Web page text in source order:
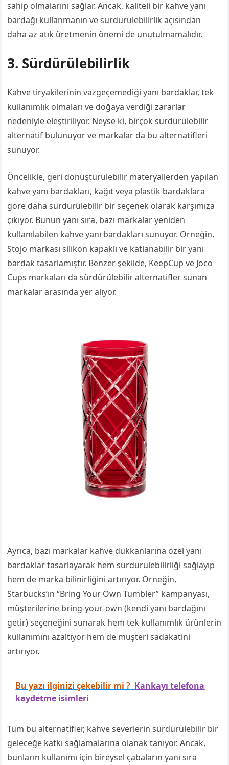
sahip olmalarını sağlar. Ancak, kaliteli bir kahve yanı
bardağı kullanmanın ve sürdürülebilirlik açısından
daha az atık üretmenin önemi de unutulmamalıdır.
3. Sürdürülebilirlik
Kahve tiryakilerinin vazgeçemediği yanı bardaklar, tek
kullanımlık olmaları ve doğaya verdiği zararlar
nedeniyle eleştiriliyor. Neyse ki, birçok sürdürülebilir
alternatif bulunuyor ve markalar da bu alternatifleri
sunuyor.
Öncelikle, geri dönüştürülebilir materyallerden yapılan
kahve yanı bardakları, kağıt veya plastik bardaklara
göre daha sürdürülebilir bir seçenek olarak karşımıza
çıkıyor. Bunun yanı sıra, bazı markalar yeniden
kullanılabilen kahve yanı bardakları sunuyor. Örneğin,
Stojo markası silikon kapaklı ve katlanabilir bir yanı
bardak tasarlamıştır. Benzer şekilde, KeepCup ve Joco
Cups markaları da sürdürülebilir alternatifler sunan
markalar arasında yer alıyor.
Ayrıca, bazı markalar kahve dükkanlarına özel yanı
bardaklar tasarlayarak hem sürdürülebilirliği sağlayıp
hem de marka bilinirliğini artırıyor. Örneğin,
Starbucks’ın “Bring Your Own Tumbler” kampanyası,
müşterilerine bring-your-own (kendi yanı bardağını
getir) seçeneğini sunarak hem tek kullanımlık ürünlerin
kullanımını azaltıyor hem de müşteri sadakatini
artırıyor.
Bu yazı ilginizi çekebilir mi ? Kankayı telefona
kaydetme isimleri
Tüm bu alternatifler, kahve severlerin sürdürülebilir bir
geleceğe katkı sağlamalarına olanak tanıyor. Ancak,
bunların kullanımı için bireysel çabaların yanı sıra